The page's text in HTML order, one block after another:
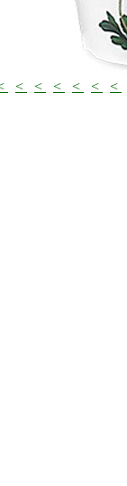
< < < < < <